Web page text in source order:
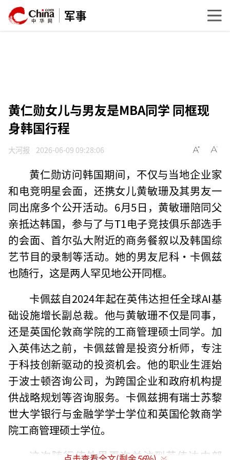
军事
黄仁勋女儿与男友是MBA同学 同框现
身韩国行程
大河报 2026-06-09 09:28:06
黄仁勋访问韩国期间，不仅与当地企业家
和电竞明星会面，还携女儿黄敏珊及其男友一
同出席多个公开活动。6月5日，黄敏珊陪同父
亲抵达韩国，参与了与T1电子竞技俱乐部选手
的会面、首尔弘大附近的商务餐叙以及韩国综
艺节目的录制等活动。她的男友尼科·卡佩兹
也随行，这是两人罕见地公开同框。
卡佩兹自2024年起在英伟达担任全球AI基
础设施增长副总裁。他与黄敏珊不仅是同事，
还是英国伦敦商学院的工商管理硕士同学。加
入英伟达之前，卡佩兹曾是投资分析师，专注
于科技创新驱动的投资机会。他的职业生涯始
于波士顿咨询公司，为跨国企业和政府机构提
供战略规划等咨询服务。卡佩兹拥有瑞士苏黎
世大学银行与金融学学士学位和英国伦敦商学
院工商管理硕士学位。
这次随行使外界再次关注到英伟达内部